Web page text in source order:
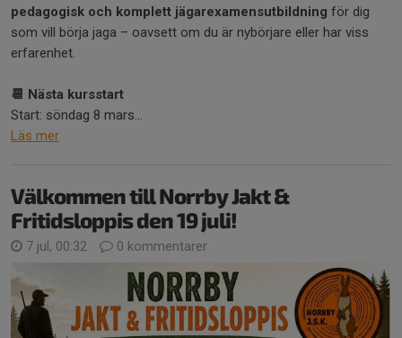
pedagogisk och komplett jägarexamensutbildning för dig
som vill börja jaga – oavsett om du är nybörjare eller har viss
erfarenhet.
📆 Nästa kursstart
Start: söndag 8 mars...
Läs mer
Välkommen till Norrby Jakt &
Fritidsloppis den 19 juli!
7 jul, 00:32 0 kommentarer